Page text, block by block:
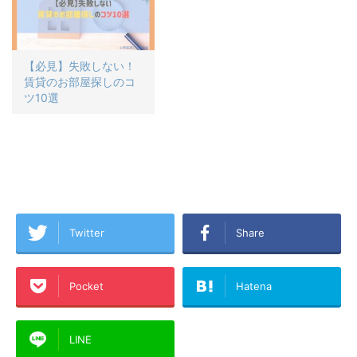
【必見】失敗しない！
賃貸のお部屋探しのコ
ツ10選
Twitter Share
Pocket Hatena
LINE